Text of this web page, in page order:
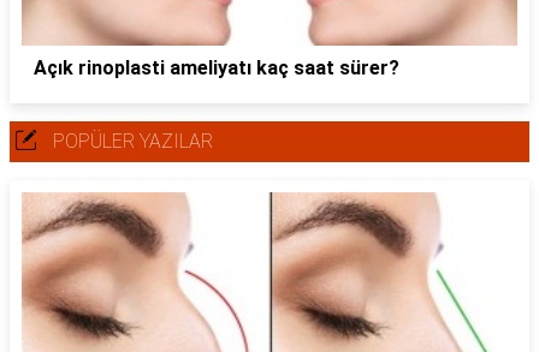
Açık rinoplasti ameliyatı kaç saat sürer?
POPÜLER YAZILAR